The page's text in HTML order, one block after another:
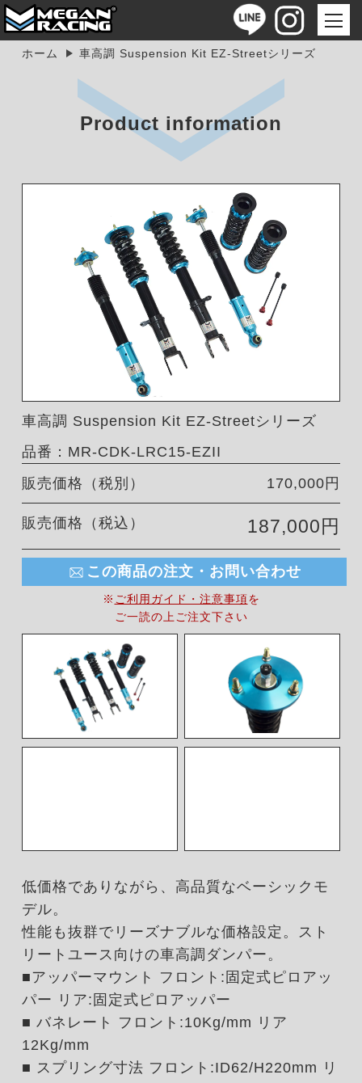
ホーム 車高調 Suspension Kit EZ-Streetシリーズ
Product information
車高調 Suspension Kit EZ-Streetシリーズ
品番：MR-CDK-LRC15-EZII
販売価格（税別）
170,000円
販売価格（税込） 187,000円
この商品の注文・お問い合わせ
※ ご利用ガイド・注意事項を
ご一読の上ご注文下さい
低価格でありながら、高品質なベーシックモ
デル。
性能も抜群でリーズナブルな価格設定。スト
リートユース向けの車高調ダンパー。
■アッパーマウント フロント:固定式ピロアッ
パー リア:固定式ピロアッパー
■ バネレート フロント:10Kg/mm リア
12Kg/mm
■ スプリング寸法 フロント:ID62/H220mm リ